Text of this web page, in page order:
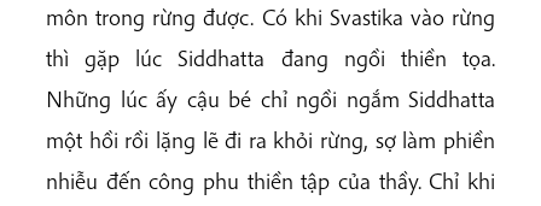
môn trong rừng được. Có khi Svastika vào rừng
thì gặp lúc Siddhatta đang ngồi thiền tọa.
Những lúc ấy cậu bé chỉ ngồi ngắm Siddhatta
một hồi rồi lặng lẽ đi ra khỏi rừng, sợ làm phiền
nhiễu đến công phu thiền tập của thầy. Chỉ khi